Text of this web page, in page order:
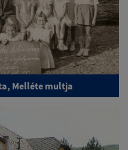
Melléte multja